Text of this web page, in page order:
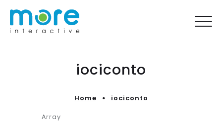
iociconto
Home
iociconto
Array